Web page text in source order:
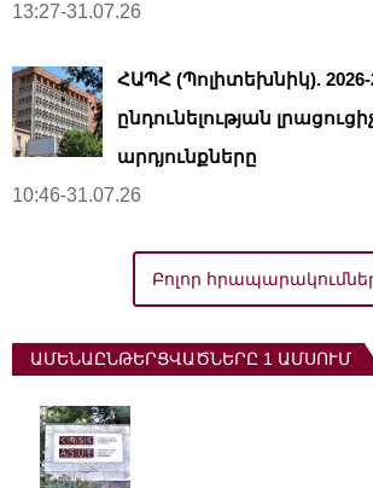
13:27-31.07.26
ՀԱՊՀ (Պոլիտեխնիկ).
ընդունելության
արդյունքները
10:46-31.07.26
Բոլոր
ԱՄԵՆԱԸՆԹԵՐՑՎԱԾՆԵՐԸ 1 ԱՄՍՈՒՄ